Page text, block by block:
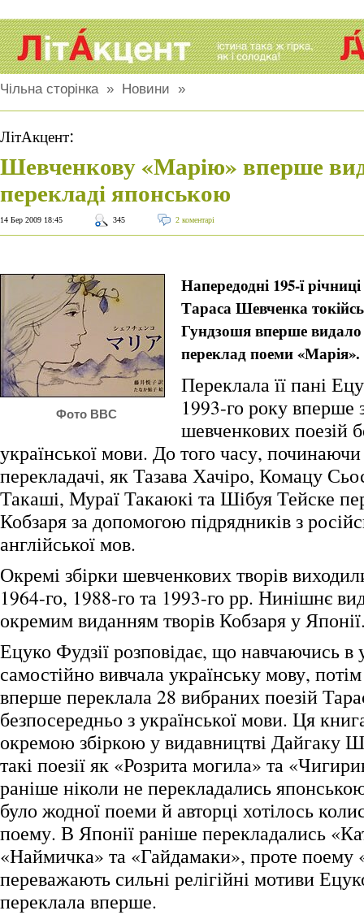
Чільна сторінка» Новини »
ЛітАкцент:
Шевченкову «Марію» вперше
перекладі японською
14 Бер 2009 18:45 345 2 коментарі
Фото BBC
Напередодні 195-ї
Тараса Шевченка
Гундзошя вперше
переклад поеми «Марія».
Переклала її пані
1993-го року вперше
шевченкових поезій
української мови. До того часу, починаючи
перекладачі, як Тазава Хачіро, Комацу
Такаші, Мураї Такаюкі та Шібуя Тейске
Кобзаря за допомогою підрядників з
англійської мов.
Окремі збірки шевченкових творів
1964-го, 1988-го та 1993-го рр. Нинішнє
окремим виданням творів Кобзаря у
Ецуко Фудзії розповідає, що навчаючись в
самостійно вивчала українську мову,
вперше переклала 28 вибраних поезій
безпосередньо з української мови. Ця
окремою збіркою у видавництві Дайгаку
такі поезії як «Розрита могила» та
раніше ніколи не перекладались
було жодної поеми й авторці хотілось
поему. В Японії раніше перекладались
«Наймичка» та «Гайдамаки», проте поему
переважають сильні релігійні мотиви
переклала вперше.